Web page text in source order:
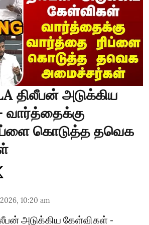
திலீபன் அடுக்கிய
வார்த்தைக்கு
கொடுத்த தவெக
10:20 am
அடுக்கிய கேள்விகள் -